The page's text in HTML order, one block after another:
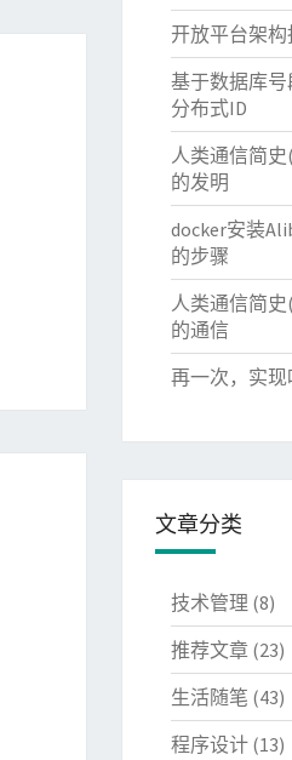
开放平台架构
基于数据库
分布式ID
人类通信简
的发明
docker安装
的步骤
人类通信简
的通信
再一次，实现
文章分类
技术管理 (8)
推荐文章(23)
生活随笔 (43)
程序设计(13)